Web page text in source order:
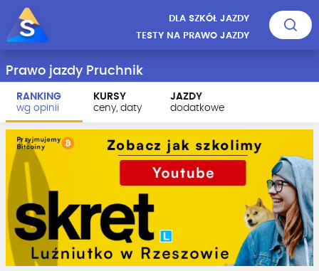
DLA SZKÓŁ JAZDY
TESTY NA PRAWO JAZDY
Prawo jazdy Pruchnik
RANKING
wg opinii
KURSY
ceny, daty
JAZDY
dodatkowe